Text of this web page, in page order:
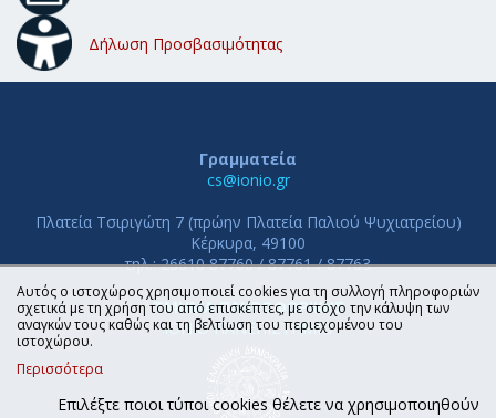
Δήλωση Προσβασιμότητας
Γραμματεία
cs@ionio.gr
Πλατεία Τσιριγώτη 7 (πρώην Πλατεία Παλιού Ψυχιατρείου)
Κέρκυρα, 49100
τηλ.: 26610 87760 / 87761 / 87763
ΤΜΗΜΑ ΠΛΗΡΟΦΟΡΙΚΗΣ
ΙΟΝΙΟ ΠΑΝΕΠΙΣΤΗΜΙΟ
Αυτός ο ιστοχώρος χρησιμοποιεί cookies για τη συλλογή πληροφοριών
σχετικά με τη χρήση του από επισκέπτες, με στόχο την κάλυψη των
αναγκών τους καθώς και τη βελτίωση του περιεχομένου του
ιστοχώρου.
Περισσότερα
Επιλέξτε ποιοι τύποι cookies θέλετε να χρησιμοποιηθούν